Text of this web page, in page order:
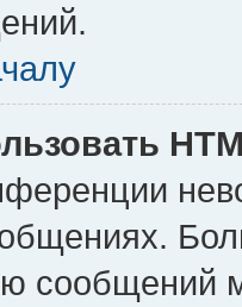
сообщений